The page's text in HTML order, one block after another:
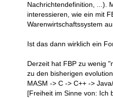
Nachrichtendefinition, ...).
interessieren, wie ein mit
Warenwirtschaftssystem
Ist das dann wirklich ein
Derzeit hat FBP zu wenig
zu den bisherigen
MASM -> C -> C++ ->
[Freiheit im Sinne von: Ich